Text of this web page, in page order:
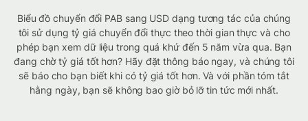
Biểu đồ chuyển đổi PAB sang USD dạng tương tác của chúng
tôi sử dụng tỷ giá chuyển đổi thực theo thời gian thực và cho
phép bạn xem dữ liệu trong quá khứ đến 5 năm vừa qua. Bạn
đang chờ tỷ giá tốt hơn? Hãy đặt thông báo ngay, và chúng tôi
sẽ báo cho bạn biết khi có tỷ giá tốt hơn. Và với phần tóm tắt
hằng ngày, bạn sẽ không bao giờ bỏ lỡ tin tức mới nhất.